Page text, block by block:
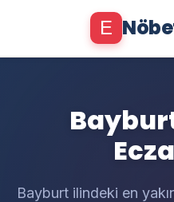
E
Bayburt ilindeki en